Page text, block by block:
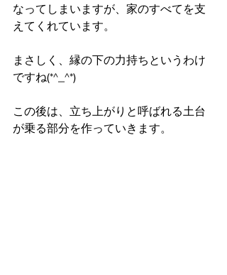
なってしまいますが、家のすべてを支
えてくれています。
まさしく、縁の下の力持ちというわけ
ですね(*^_^*)
この後は、立ち上がりと呼ばれる土台
が乗る部分を作っていきます。